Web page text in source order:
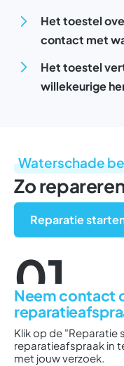
Het toestel
contact met
Het toestel
willekeurige
Waterschade
Zo
Reparatie
01
Neem contact
Klik op de "Reparatie
reparatieafspraak in
met jouw verzoek.